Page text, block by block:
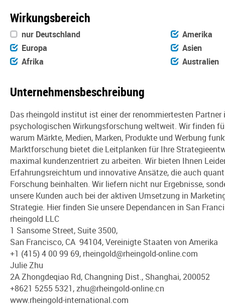
Wirkungsbereich
nur Deutschland
Europa
Afrika
Amerika
Asien
Australien
Unternehmensbeschreibung
Das rheingold institut ist einer der renommiertesten
psychologischen Wirkungsforschung weltweit. Wir finden
warum Märkte, Medien, Marken, Produkte und Werbung
Marktforschung bietet die Leitplanken für Ihre
maximal kundenzentriert zu arbeiten. Wir bieten Ihnen
Erfahrungsreichtum und innovative Ansätze, die auch
Forschung beinhalten. Wir liefern nicht nur Ergebnisse,
unsere Kunden auch bei der aktiven Umsetzung in
Strategie. Hier finden Sie unsere Dependancen in San
rheingold LLC
1 Sansome Street, Suite 3500,
San Francisco, CA 94104, Vereinigte Staaten von Amerika
+1 (415) 4 00 99 69, rheingold@rheingold-online.com
Julie Zhu
2A Zhongdeqiao Rd, Changning Dist., Shanghai, 200052
+8621 5255 5321,zhu@rheingold-online.cn
www.rheingold-international.com